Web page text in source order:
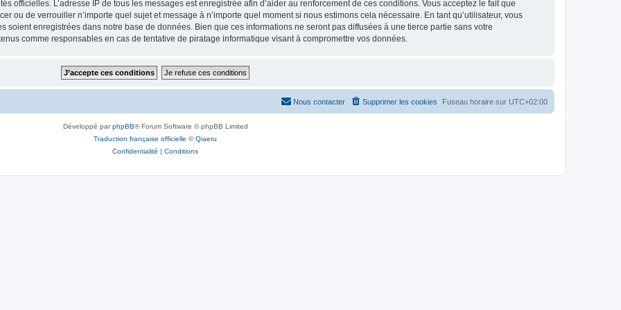
officielles. L’adresse IP de tous les messages est enregistrée afin d’aider au renforcement de ces conditions. Vous acceptez le fait que
ou de verrouiller n’importe quel sujet et message à n’importe quel moment si nous estimons cela nécessaire. En tant qu’utilisateur, vous
soient enregistrées dans notre base de données. Bien que ces informations ne seront pas diffusées à une tierce partie sans votre
comme responsables en cas de tentative de piratage informatique visant à compromettre vos données.
Fuseau horaire sur UTC+02:00
Supprimer les cookies
Nous contacter
Développé parphpBB® Forum Software © phpBB Limited
Traduction française officielle ©Qiaeru
Confidentialité | Conditions